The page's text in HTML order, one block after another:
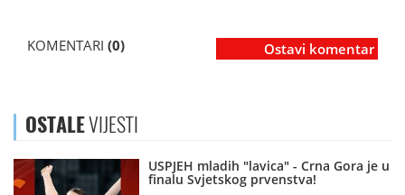
KOMENTARI (0) Ostavi komentar
OSTALEVIJESTI
USPJEH mladih "lavica" - Crna Gora je u
finalu Svjetskog prvenstva!